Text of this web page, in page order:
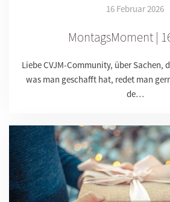
16 Februar 2026
MontagsMoment |
Liebe CVJM-Community, über Sachen,
was man geschafft hat, redet man
de…